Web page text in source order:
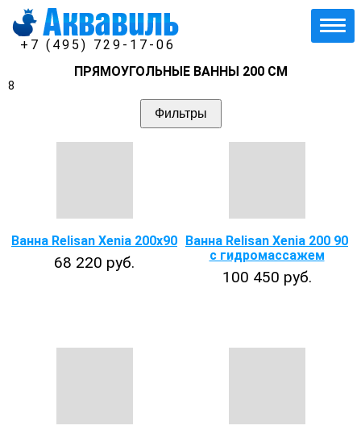
+7 (495) 729-17-06
ПРЯМОУГОЛЬНЫЕ ВАННЫ 200 СМ
8
Фильтры
Ванна Relisan Xenia 200x90
68 220 руб.
Ванна Relisan Xenia 200 90
с гидромассажем
100 450 руб.